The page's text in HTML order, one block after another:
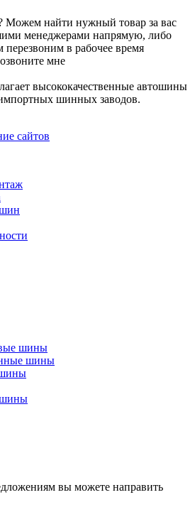
Можем найти нужный товар за вас
менеджерами напрямую, либо
перезвоним в рабочее время
мне
высококачественные автошины
шинных заводов.
сайтов
шины
шины
шины
вы можете направить